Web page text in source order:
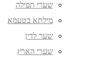
שערי תפילה
מילתא בטעמא
שער לדין
שערי הארץ